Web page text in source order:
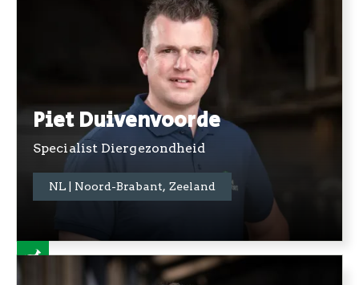
Piet Duivenvoorde
Specialist Diergezondheid
+31 06 5733 2759
NL | Noord-Brabant, Zeeland